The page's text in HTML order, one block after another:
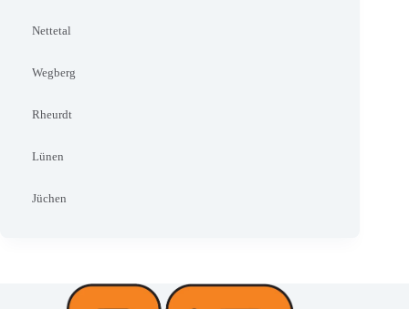
Nettetal
Wegberg
Rheurdt
Lünen
Jüchen